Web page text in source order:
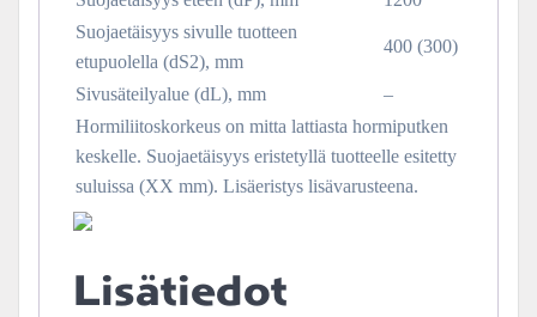
Suojaetäisyys sivulle tuotteen
etupuolella (dS2), mm
400 (300)
Sivusäteilyalue (dL), mm
–
Hormiliitoskorkeus on mitta lattiasta hormiputken
keskelle. Suojaetäisyys eristetyllä tuotteelle esitetty
suluissa (XX mm). Lisäeristys lisävarusteena.
Lisätiedot